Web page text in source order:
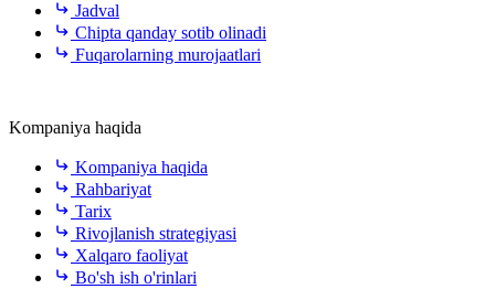
Jadval
Chipta qanday sotib olinadi
Fuqarolarning murojaatlari
Kompaniya haqida
Kompaniya haqida
Rahbariyat
Tarix
Rivojlanish strategiyasi
Xalqaro faoliyat
Bo'sh ish o'rinlari